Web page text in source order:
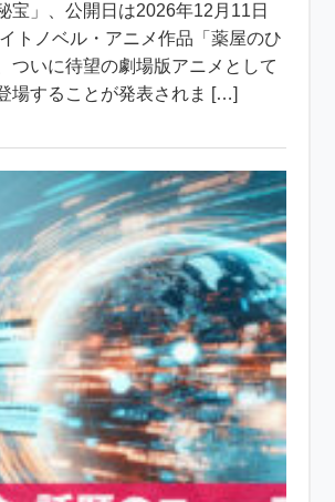
宝」、公開日は2026年12月11日
イトノベル・アニメ作品「薬屋のひ
ついに待望の劇場版アニメとして
場することが発表されま […]